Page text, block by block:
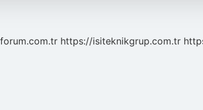
https://isiteknikgrup.com.tr